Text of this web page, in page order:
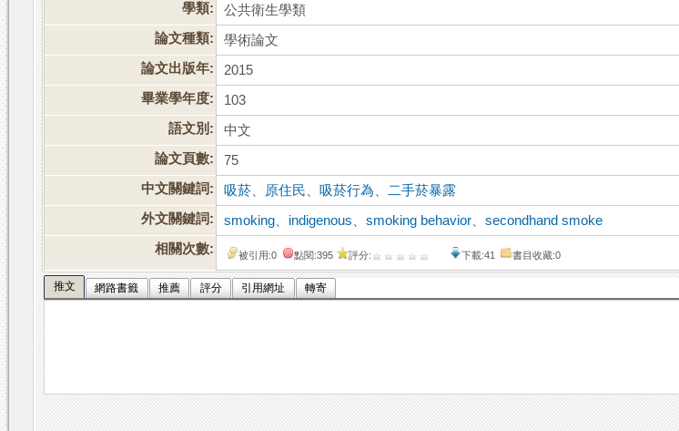
學類:
公共衛生學類
論文種類:
學術論文
論文出版年:
2015
畢業學年度:
103
語文別:
中文
論文頁數:
75
中文關鍵詞:
吸菸 原住民 吸菸行為
二手菸暴露
外文關鍵詞:
smoking indigenous 、smoking behavior 、secondhand smoke
相關次數:
被引用:0 點閱:395 評分: 下載:41 書目收藏:0
推文 網路書籤 推薦 評分 引用網址 轉寄